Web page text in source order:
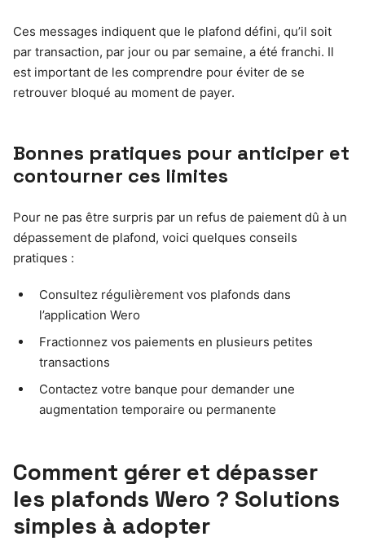
Ces messages indiquent que le plafond défini, qu’il soit
par transaction, par jour ou par semaine, a été franchi. Il
est important de les comprendre pour éviter de se
retrouver bloqué au moment de payer.
Bonnes pratiques pour anticiper et
contourner ces limites
Pour ne pas être surpris par un refus de paiement dû à un
dépassement de plafond, voici quelques conseils
pratiques :
Consultez régulièrement vos plafonds dans
l’application Wero
Fractionnez vos paiements en plusieurs petites
transactions
Contactez votre banque pour demander une
augmentation temporaire ou permanente
Comment gérer et dépasser
les plafonds Wero ? Solutions
simples à adopter